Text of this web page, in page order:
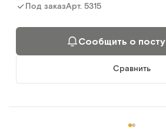
Под заказАрт. 5315
Сообщить о
Сравнить